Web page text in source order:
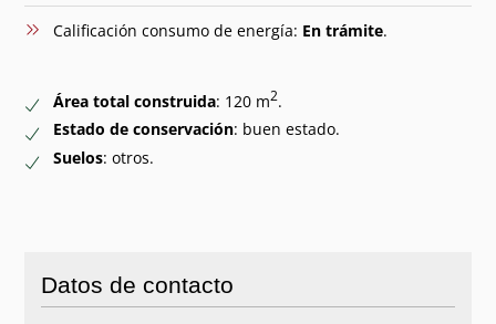
Calificación consumo de energía: En trámite.
Área total construida: 120 m2.
Estado de conservación: buen estado.
Suelos: otros.
Datos de contacto